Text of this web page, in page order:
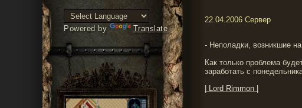
Powered by Translate
22.04.2006 Сервер
- Неполадки, возникшие
Как только проблема
заработать с
| Lord Rimmon |